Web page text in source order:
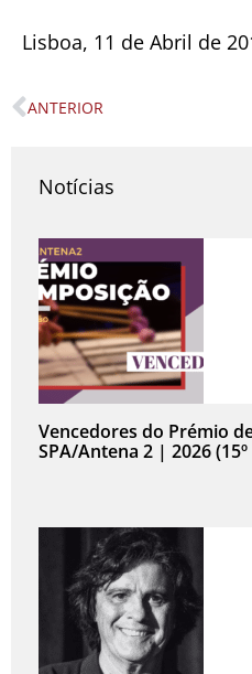
Lisboa, 11 de Abril de
Prev
ANTERIOR
Notícias
Vencedores do Prémio
SPA/Antena 2 | 2026